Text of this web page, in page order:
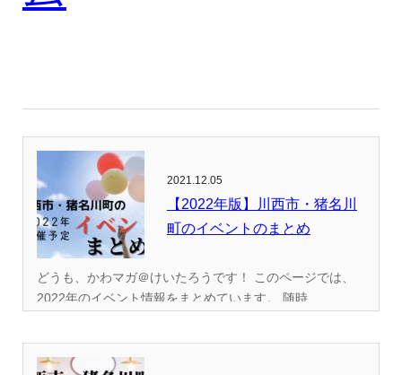
2021.12.05
【2022年版】川西市・猪名川
町のイベントのまとめ
どうも、かわマガ＠けいたろうです！ このページでは、
2022年のイベント情報をまとめています。 随時...